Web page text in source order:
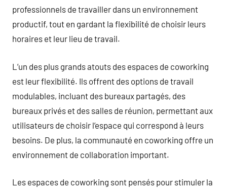
professionnels de travailler dans un environnement
productif, tout en gardant la flexibilité de choisir leurs
horaires et leur lieu de travail.
L’un des plus grands atouts des espaces de coworking
est leur flexibilité. Ils offrent des options de travail
modulables, incluant des bureaux partagés, des
bureaux privés et des salles de réunion, permettant aux
utilisateurs de choisir l’espace qui correspond à leurs
besoins. De plus, la communauté en coworking offre un
environnement de collaboration important.
Les espaces de coworking sont pensés pour stimuler la